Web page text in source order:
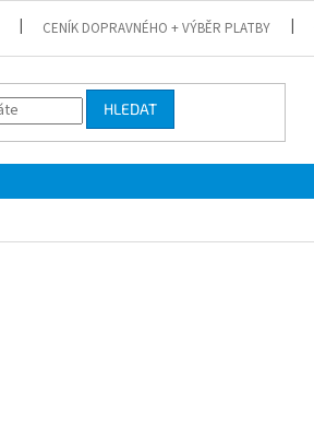
CENÍK DOPRAVNÉHO + VÝBĚR PLATBY
HLEDAT